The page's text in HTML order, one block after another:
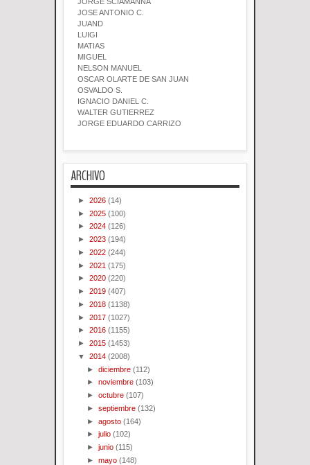
JORGE SCIAMANNA
JOSE ANTONIO C.
JUAND
LUIGI
MATIAS
MIGUEL
NELSON MANUEL
OSCAR OLARTE DE SAN JUAN
OSVALDO S.
IGNACIO DANIEL C.
WALTER GUTIERREZ
JORGE EDUARDO CARRIZO
ARCHIVO
► 2026 (14)
► 2025 (100)
► 2024 (126)
► 2023 (194)
► 2022 (244)
► 2021 (175)
► 2020 (220)
► 2019 (407)
► 2018 (1138)
► 2017 (1027)
► 2016 (1155)
► 2015 (1453)
▼ 2014 (2008)
►diciembre (112)
►noviembre (103)
►octubre (107)
►septiembre (132)
►agosto (164)
►julio (102)
►junio (115)
►mayo (148)